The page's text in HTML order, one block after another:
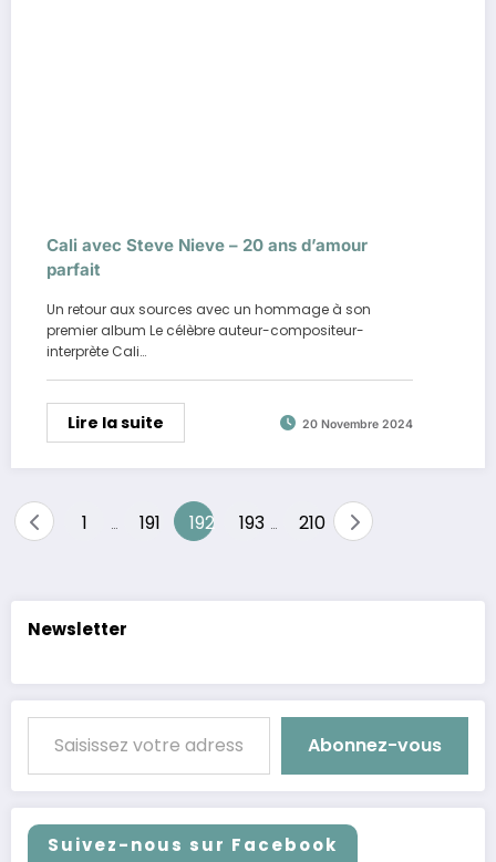
Cali avec Steve Nieve – 20 ans d’amour
parfait
Un retour aux sources avec un hommage à son
premier album Le célèbre auteur-compositeur-
interprète Cali…
Lire la suite 20 Novembre 2024
Pagination
1 … 191 192 193 … 210
Newsletter
Saisissez votre adresse e-mail…
Abonnez-vous
Suivez-nous sur Facebook